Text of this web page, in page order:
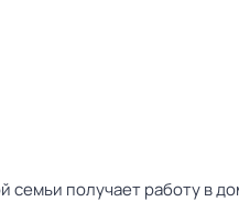
получает работу в